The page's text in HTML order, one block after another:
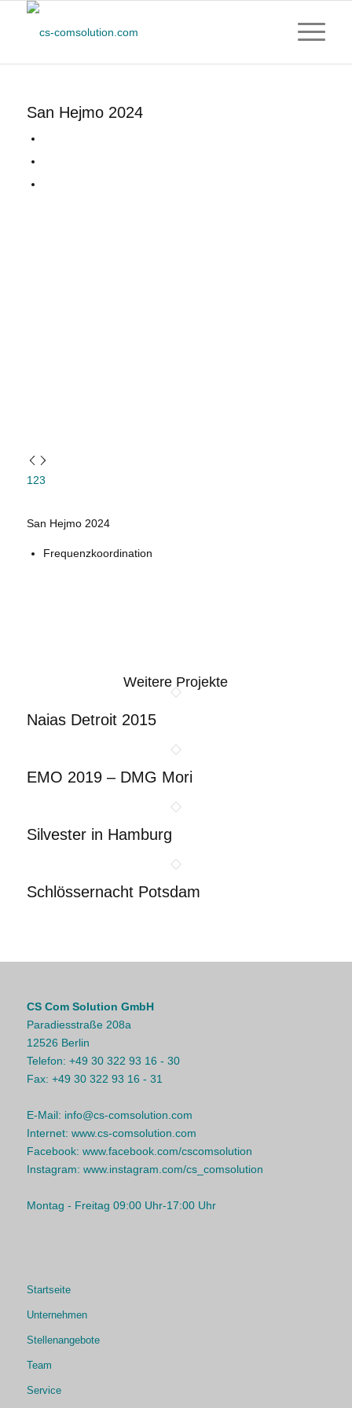
San Hejmo 2024
123
San Hejmo 2024
Frequenzkoordination
Weitere Projekte
Naias Detroit 2015
EMO 2019 – DMG Mori
Silvester in Hamburg
Schlössernacht Potsdam
CS Com Solution GmbH
Paradiesstraße 208a
12526 Berlin
Telefon: +49 30 322 93 16 - 30
Fax: +49 30 322 93 16 - 31
E-Mail: info@cs-comsolution.com
Internet: www.cs-comsolution.com
Facebook: www.facebook.com/cscomsolution
Instagram: www.instagram.com/cs_comsolution
Montag - Freitag 09:00 Uhr-17:00 Uhr
Startseite
Unternehmen
Stellenangebote
Team
Service